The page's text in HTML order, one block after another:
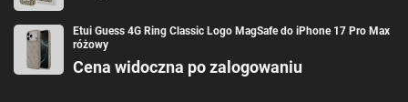
Etui Guess 4G Ring Classic Logo MagSafe do iPhone 17 Pro Max
różowy
Cena widoczna po zalogowaniu